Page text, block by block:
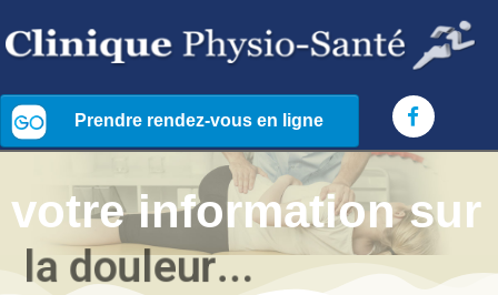
votre information sur
a douleur...